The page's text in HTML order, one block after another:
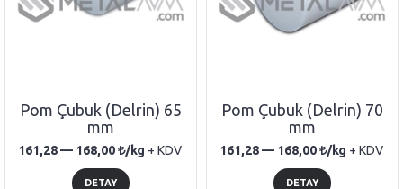
Pom Çubuk (Delrin) 65
mm
161,28 — 168,00 /kg + KDV
DETAY
Pom Çubuk (Delrin) 70
mm
161,28 — 168,00 /kg + KDV
DETAY